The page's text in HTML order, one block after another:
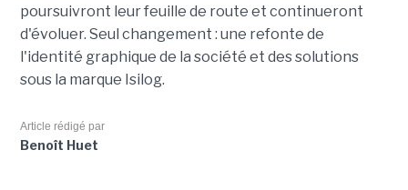
poursuivront leur feuille de route et continueront
d'évoluer. Seul changement : une refonte de
l'identité graphique de la société et des solutions
sous la marque Isilog.
Article rédigé par
Benoît Huet